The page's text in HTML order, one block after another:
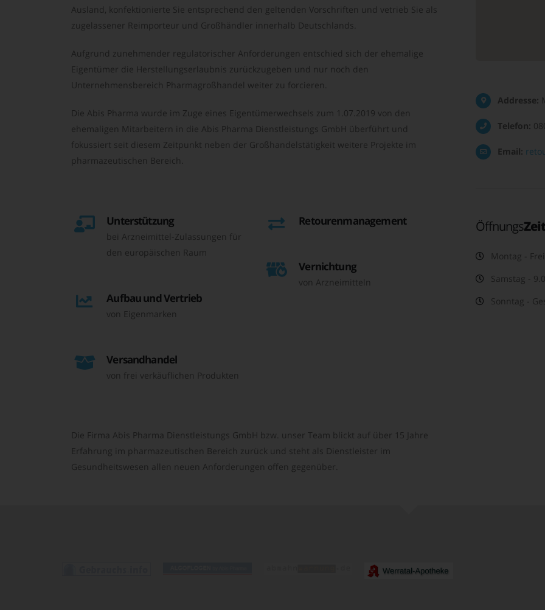
Ausland, konfektionierte Sie entsprechend den geltenden Vorschriften und vetrieb Sie als
zugelassener Reimporteur und Großhändler innerhalb Deutschlands.
Aufgrund zunehmender regulatorischer Anforderungen entschied sich der ehemalige
Eigentümer die Herstellungserlaubnis zurückzugeben und nur noch den
Unternehmensbereich Pharmagroßhandel weiter zu forcieren.
Die Abis Pharma wurde im Zuge eines Eigentümerwechsels zum 1.07.2019 von den
ehemaligen Mitarbeitern in die Abis Pharma Dienstleistungs GmbH überführt und
fokussiert seit diesem Zeitpunkt neben der Großhandelstätigkeit weitere Projekte im
pharmazeutischen Bereich.
Unterstützung
bei Arzneimittel-Zulassungen für
den europäischen Raum
Aufbau und Vertrieb
von Eigenmarken
Versandhandel
von frei verkäuflichen Produkten
Retourenmanagement
Vernichtung
von Arzneimitteln
Die Firma Abis Pharma Dienstleistungs GmbH bzw. unser Team blickt auf über 15 Jahre
Erfahrung im pharmazeutischen Bereich zurück und steht als Dienstleister im
Gesundheitswesen allen neuen Anforderungen offen gegenüber.
Addresse:
Telefon:
Email:
Öffnungs
Montag -
Samstag -
Sonntag -